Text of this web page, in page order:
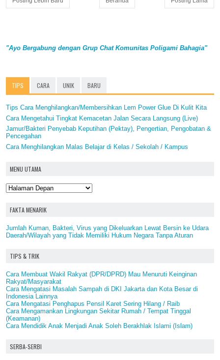
"Ayo Bergabung dengan Grup Chat Komunitas Poligami Bahagia"
TIPS CARA UNIK BARU
Tips Cara Menghilangkan/Membersihkan Lem Power Glue Di Kulit Kita
Cara Mengetahui Tingkat Kemacetan Jalan Secara Langsung (Live)
Jamur/Bakteri Penyebab Keputihan (Pektay), Pengertian, Pengobatan &
Pencegahan
Cara Menghilangkan Malas Belajar di Kelas / Sekolah / Kampus
MENU UTAMA
FAKTA MENARIK
Jumlah Kuman, Bakteri, Virus yang Dikeluarkan Lewat Bersin ke Udara
Daerah/Wilayah yang Tidak Memiliki Hukum Negara Tanpa Aturan
TIPS & TRIK
Cara Membuat Wakil Rakyat (DPR/DPRD) Mau Menuruti Keinginan
Rakyat/Masyarakat
Cara Mengatasi Masalah Sampah di DKI Jakarta dan Kota Besar di
Indonesia Lainnya
Cara Mengatasi Penghapus Pensil Karet Sering Hilang / Raib
Cara Mengamankan Lingkungan Sekitar Rumah / Tempat Tinggal
(Keamanan)
Cara Mendidik Anak Menjadi Anak Soleh Berakhlak Islami (Islam)
SERBA-SERBI